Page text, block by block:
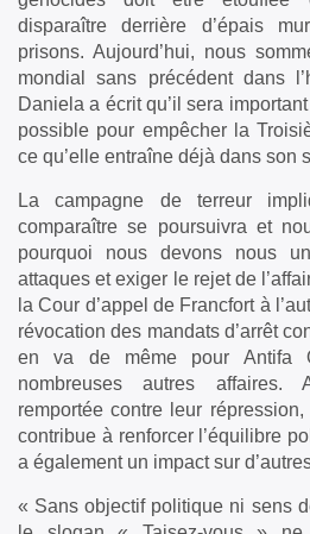
disparaître derrière d’épais
prisons. Aujourd’hui, nous
mondial sans précédent dans
Daniela a écrit qu’il sera
possible pour empêcher la
ce qu’elle entraîne déjà dans son
La campagne de terreur
comparaître se poursuivra et
pourquoi nous devons nous
attaques et exiger le rejet de
la Cour d’appel de Francfort à
révocation des mandats d’arrêt
en va de même pour Antifa
nombreuses autres affaires.
remportée contre leur
contribue à renforcer l’équilibre
a également un impact sur
« Sans objectif politique ni sens